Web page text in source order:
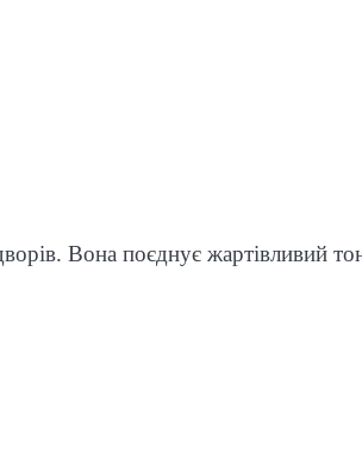
Вона поєднує жартівливий